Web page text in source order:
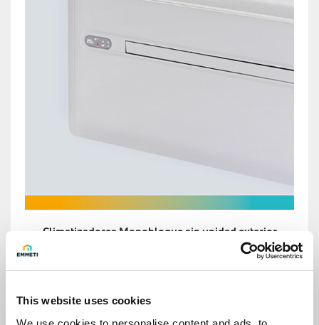
This website uses cookies
Climatizadores Monobloque sin unidad exterior